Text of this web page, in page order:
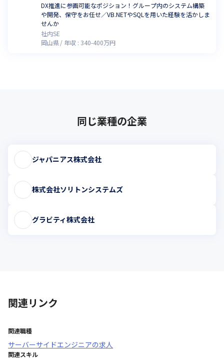
DX推進に参画可能なポジション！グループ内のシステム構築
や開発、保守をお任せ／VB.NETやSQLを用いた経験を活かしま
せんか
社内SE
岡山県
年収 : 340-400万円
同じ業種の企業
ジャパニアス株式会社
株式会社ソリトンシステムズ
グラビティ株式会社
関連リンク
関連職種
サーバーサイドエンジニアの求人
関連スキル